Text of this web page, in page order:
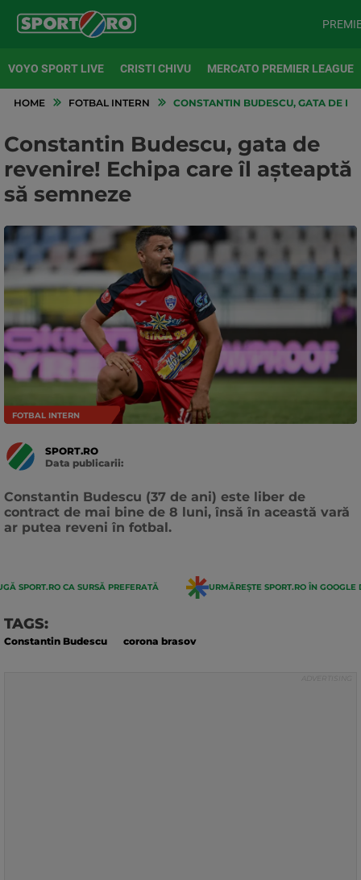
VOYO SPORT LIVE CRISTI CHIVU MERCATO PREMIER LEAGUE
HOME FOTBAL INTERN CONSTANTIN BUDESCU, GATA DE
Constantin Budescu, gata de
revenire! Echipa care îl așteaptă
să semneze
FOTBAL INTERN
SPORT.RO
Data publicarii:
Constantin Budescu (37 de ani) este liber de
contract de mai bine de 8 luni, însă în această vară
ar putea reveni în fotbal.
SPORT.RO CA SURSĂ PREFERATĂ URMĂREȘTE SPORT.RO ÎN GOOGLE
TAGS:
Constantin Budescu corona brasov